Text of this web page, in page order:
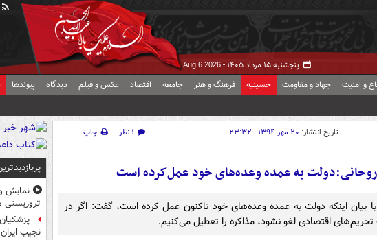
پنجشنبه ۱۵ مرداد ۱۴۰۵ - Aug 6 2026
و امنیت جهاد و مقاومت حسینیه فرهنگ و هنر جامعه اقتصاد عکس و فیلم دیدگاه پیوندها
تاریخ انتشار: ۲۰ مهر ۱۳۹۴ - ۲۳:۳۲ ۱ نظر
چاپ
روحانی:دولت به عمده وعده‌های خود عمل‌کرده است
بیان اینکه دولت به عمده وعده‌های خود تاکنون عمل کرده است، گفت: اگر در
تحریم‌های اقتصادی لغو نشود، مذاکره را تعطیل می‌کنیم.
نمایش
تروریستی
نجیب